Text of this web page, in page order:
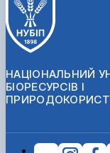
НАЦІОНАЛЬНИЙ
БІОРЕСУРСІВ І